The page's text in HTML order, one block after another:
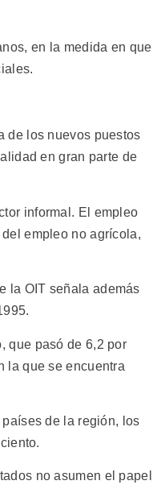
en la medida en que
de los nuevos puestos
en gran parte de
informal. El empleo
empleo no agrícola,
la OIT señala además
que pasó de 6,2 por
la que se encuentra
de la región, los
no asumen el papel